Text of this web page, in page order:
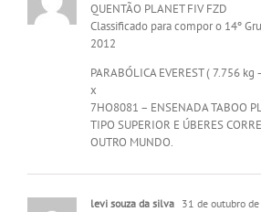
QUENTÃO PLANET FIV FZD
Classificado para compor o 14º
2012
PARABÓLICA EVEREST ( 7.756
x
7HO8081 – ENSENADA TABOO
TIPO SUPERIOR E ÚBERES
OUTRO MUNDO.
levi souza da silva 31 de outubro